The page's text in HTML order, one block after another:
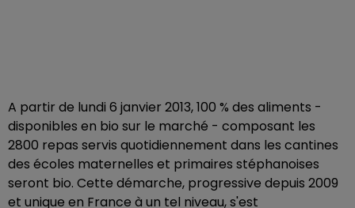
A partir de lundi 6 janvier 2013, 100 % des aliments -
disponibles en bio sur le marché - composant les
2800 repas servis quotidiennement dans les cantines
des écoles maternelles et primaires stéphanoises
seront bio. Cette démarche, progressive depuis 2009
et unique en France à un tel niveau, s'est